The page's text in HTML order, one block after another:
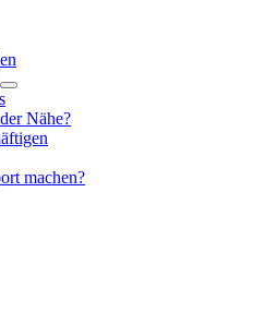
Nähe?
machen?